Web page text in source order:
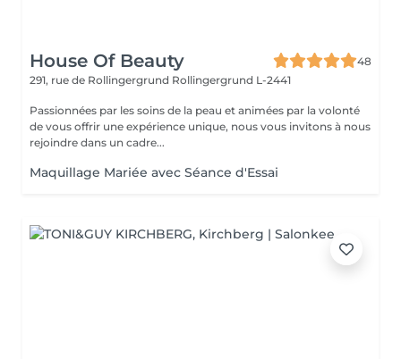
House Of Beauty
48
291, rue de Rollingergrund Rollingergrund L-2441
Passionnées par les soins de la peau et animées par la volonté
de vous offrir une expérience unique, nous vous invitons à nous
rejoindre dans un cadre...
Maquillage Mariée avec Séance d'Essai